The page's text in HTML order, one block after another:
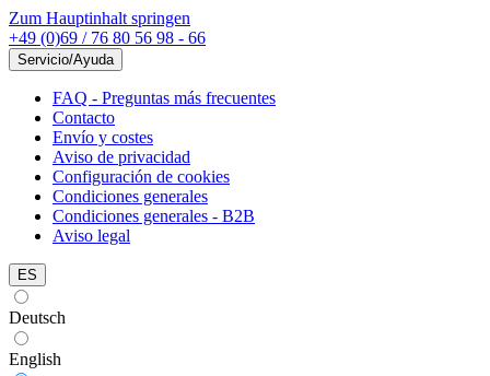
Zum Hauptinhalt springen
+49 (0)69 / 76 80 56 98 - 66
Servicio/Ayuda
FAQ - Preguntas más frecuentes
Contacto
Envío y costes
Aviso de privacidad
Configuración de cookies
Condiciones generales
Condiciones generales - B2B
Aviso legal
ES
Deutsch
English